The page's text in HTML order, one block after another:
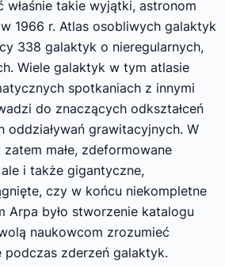
właśnie takie wyjątki, astronom
1966 r. Atlas osobliwych galaktyk
338 galaktyk o nieregularnych,
Wiele galaktyk w tym atlasie
spotkaniach z innymi
do znaczących odkształceń
oddziaływań grawitacyjnych. W
małe, zdeformowane
i także gigantyczne,
czy w końcu niekompletne
Arpa było stworzenie katalogu
naukowcom zrozumieć
podczas zderzeń galaktyk.